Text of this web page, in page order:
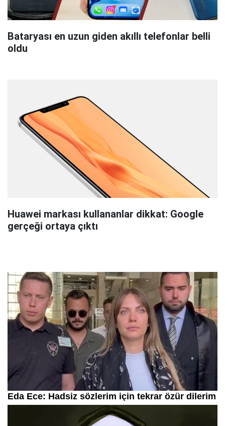
Bataryası en uzun giden akıllı telefonlar belli
oldu
Huawei markası kullananlar dikkat: Google
gerçeği ortaya çıktı